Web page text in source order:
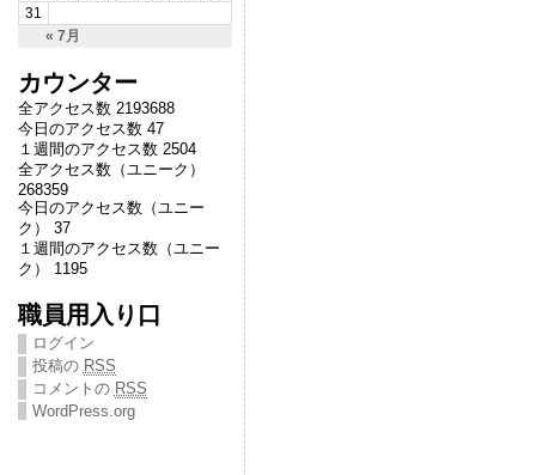
« 7月
31
カウンター
全アクセス数 2193688
今日のアクセス数 47
１週間のアクセス数 2504
全アクセス数（ユニーク）
268359
今日のアクセス数（ユニー
ク） 37
１週間のアクセス数（ユニー
ク） 1195
職員用入り口
ログイン
投稿の RSS
コメントの RSS
WordPress.org